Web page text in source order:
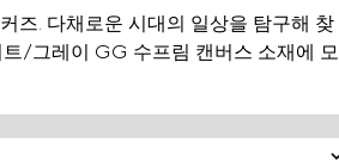
즈. 다채로운 시대의 일상을 탐구해 찾
/그레이 GG 수프림 캔버스 소재에 모